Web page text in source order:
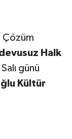
Çözüm
Halk
günü
Kültür